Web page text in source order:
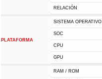
RELACIÓN
PLATAFORMA
SISTEMA OPERATIVO
SOC
CPU
GPU
RAM / ROM